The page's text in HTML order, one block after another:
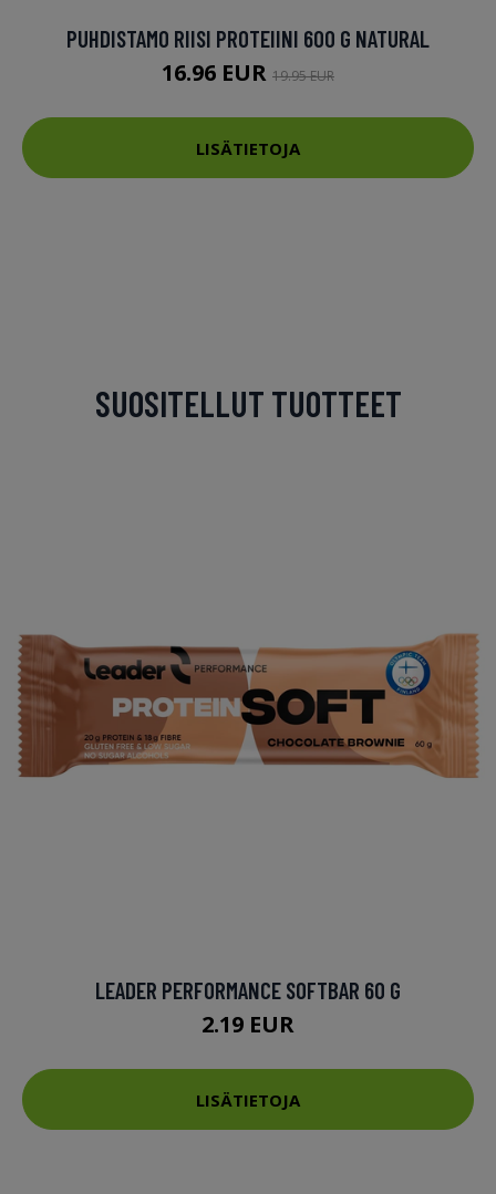
PUHDISTAMO RIISI PROTEIINI 600 G NATURAL
16.96 EUR 19.95 EUR
LISÄTIETOJA
SUOSITELLUT TUOTTEET
LEADER PERFORMANCE SOFTBAR 60 G
2.19 EUR
LISÄTIETOJA